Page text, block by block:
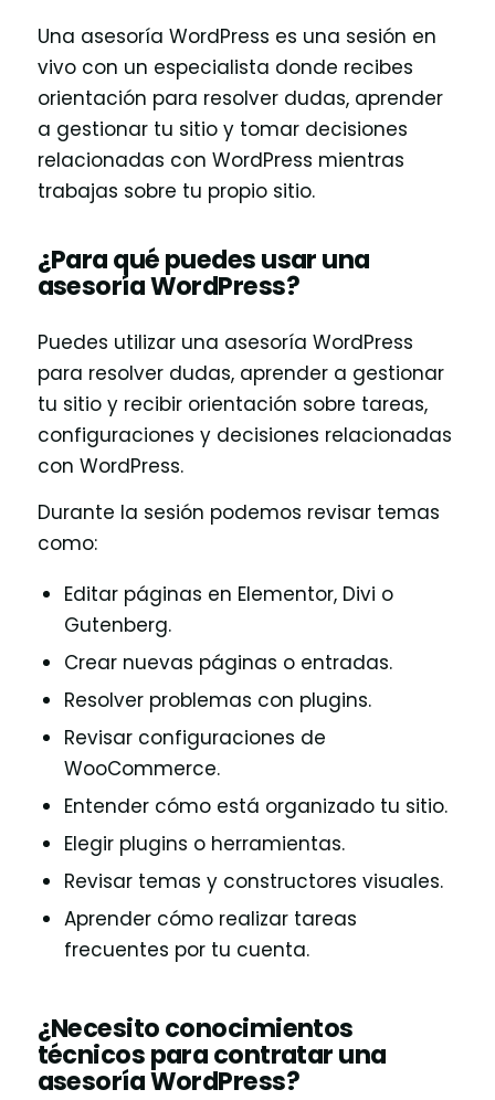
Una asesoría WordPress es una sesión en
vivo con un especialista donde recibes
orientación para resolver dudas, aprender
a gestionar tu sitio y tomar decisiones
relacionadas con WordPress mientras
trabajas sobre tu propio sitio.
¿Para qué puedes usar una
asesoría WordPress?
Puedes utilizar una asesoría WordPress
para resolver dudas, aprender a gestionar
tu sitio y recibir orientación sobre tareas,
configuraciones y decisiones relacionadas
con WordPress.
Durante la sesión podemos revisar temas
como:
Editar páginas en Elementor, Divi o
Gutenberg.
Crear nuevas páginas o entradas.
Resolver problemas con plugins.
Revisar configuraciones de
WooCommerce.
Entender cómo está organizado tu sitio.
Elegir plugins o herramientas.
Revisar temas y constructores visuales.
Aprender cómo realizar tareas
frecuentes por tu cuenta.
¿Necesito conocimientos
técnicos para contratar una
asesoría WordPress?